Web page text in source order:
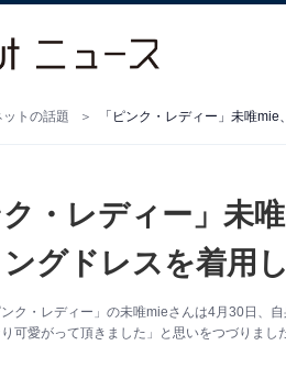
ットの話題 「ピンク・レディー」未唯
ク・レディー」未
グドレスを着用
ク・レディー」の未唯mieさんは4月30日、
可愛がって頂きました」と思いをつづりま